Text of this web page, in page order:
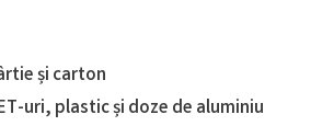
și carton
uri, plastic și doze de aluminiu